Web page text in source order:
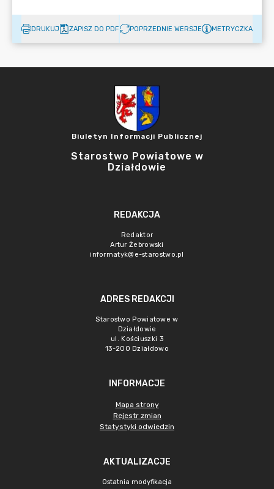
DRUKUJ ZAPISZ DO PDF POPRZEDNIE WERSJE METRYCZKA
Biuletyn Informacji Publicznej
Starostwo Powiatowe w
Działdowie
REDAKCJA
Redaktor
Artur Żebrowski
informatyk@e-starostwo.pl
ADRES REDAKCJI
Starostwo Powiatowe w
Działdowie
ul. Kościuszki 3
13-200 Działdowo
INFORMACJE
Mapa strony
Rejestr zmian
Statystyki odwiedzin
AKTUALIZACJE
Ostatnia modyfikacja